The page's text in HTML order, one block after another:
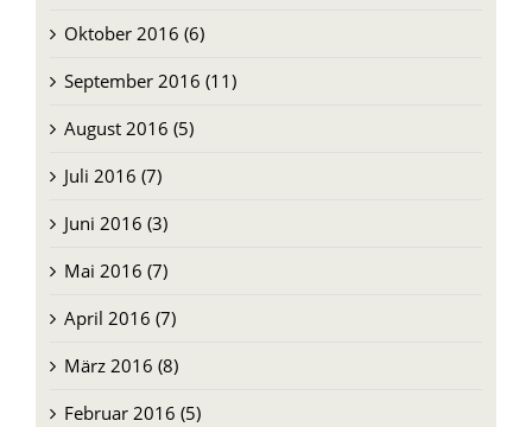
Oktober 2016 (6)
September 2016 (11)
August 2016 (5)
Juli 2016 (7)
Juni 2016 (3)
Mai 2016 (7)
April 2016 (7)
März 2016 (8)
Februar 2016 (5)